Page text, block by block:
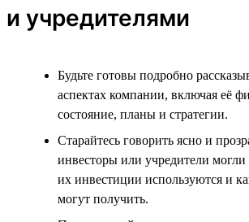
и учредителями
Будьте готовы подробно
аспектах компании, включая её
состояние, планы и стратегии.
Старайтесь говорить ясно и
инвесторы или учредители
их инвестиции используются и
могут получить.